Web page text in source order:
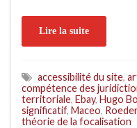
Lire la suite
accessibilité du site,
compétence des
territoriale, Ebay, Hugo
significatif, Maceo,
théorie de la focalisation